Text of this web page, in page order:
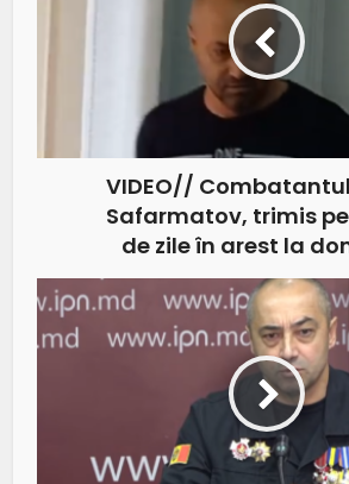
VIDEO//
Safarmatov, trimis
de zile în arest la